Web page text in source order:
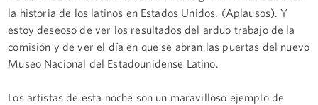
la historia de los latinos en Estados Unidos. (Aplausos). Y
estoy deseoso de ver los resultados del arduo trabajo de la
comisión y de ver el día en que se abran las puertas del nuevo
Museo Nacional del Estadounidense Latino.
Los artistas de esta noche son un maravilloso ejemplo de